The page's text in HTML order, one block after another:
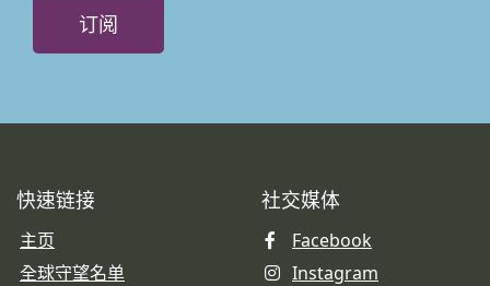
订阅
快速链接
主页
全球守望名单
社交媒体
Facebook
Instagram